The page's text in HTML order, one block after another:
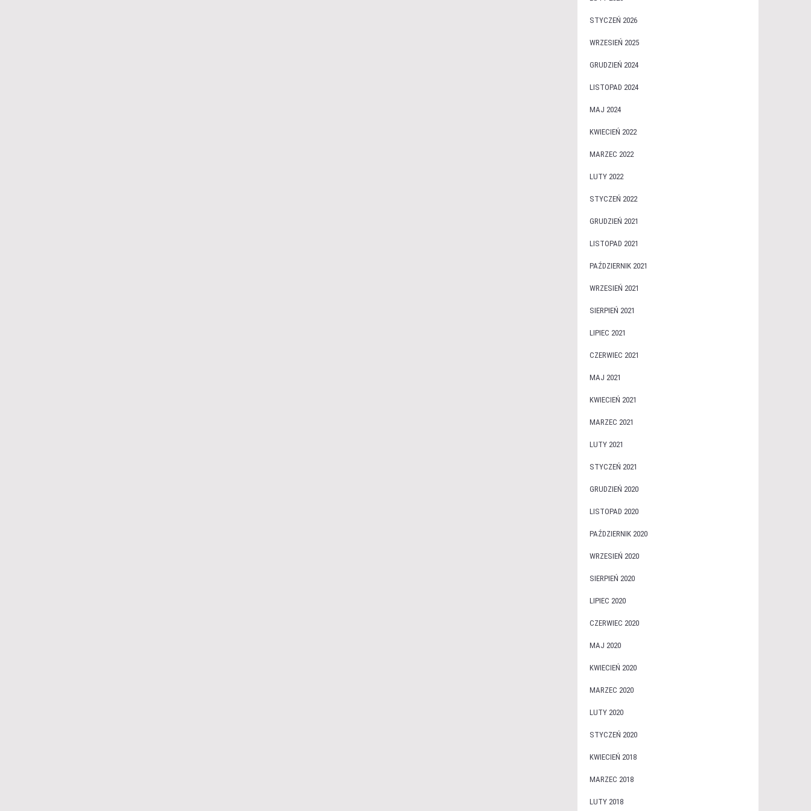
STYCZEŃ 2026
WRZESIEŃ 2025
GRUDZIEŃ 2024
LISTOPAD 2024
MAJ 2024
KWIECIEŃ 2022
MARZEC 2022
LUTY 2022
STYCZEŃ 2022
GRUDZIEŃ 2021
LISTOPAD 2021
PAŹDZIERNIK 2021
WRZESIEŃ 2021
SIERPIEŃ 2021
LIPIEC 2021
CZERWIEC 2021
MAJ 2021
KWIECIEŃ 2021
MARZEC 2021
LUTY 2021
STYCZEŃ 2021
GRUDZIEŃ 2020
LISTOPAD 2020
PAŹDZIERNIK 2020
WRZESIEŃ 2020
SIERPIEŃ 2020
LIPIEC 2020
CZERWIEC 2020
MAJ 2020
KWIECIEŃ 2020
MARZEC 2020
LUTY 2020
STYCZEŃ 2020
KWIECIEŃ 2018
MARZEC 2018
LUTY 2018